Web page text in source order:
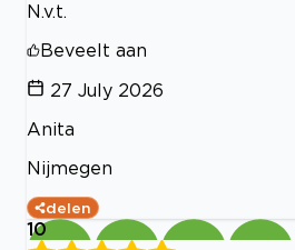
N.v.t.
Beveelt aan
27 July 2026
Anita
Nijmegen
delen
10